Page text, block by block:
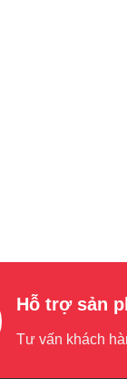
Hỗ trợ sản
Tư vấn khách